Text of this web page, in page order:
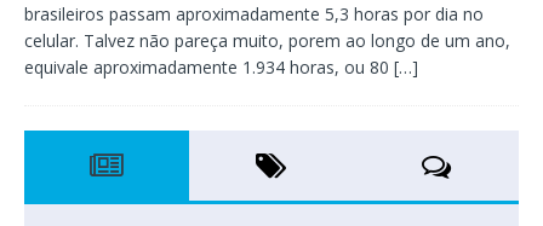
brasileiros passam aproximadamente 5,3 horas por dia no
celular. Talvez não pareça muito, porem ao longo de um ano,
equivale aproximadamente 1.934 horas, ou 80 […]